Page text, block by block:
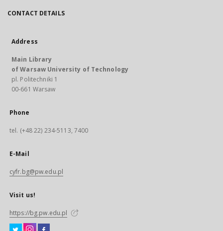
CONTACT DETAILS
Address
Main Library
of Warsaw University of Technology
pl. Politechniki 1
00-661 Warsaw
Phone
tel. (+48 22) 234-5113, 7400
E-Mail
cyfr.bg@pw.edu.pl
Visit us!
https://bg.pw.edu.pl